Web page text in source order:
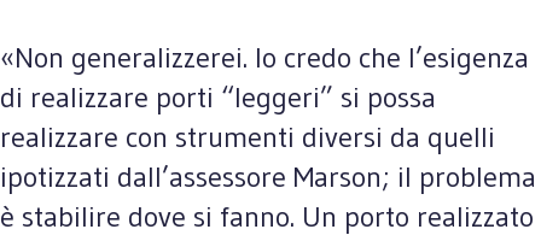
«Non generalizzerei. Io credo che l’esigenza
di realizzare porti “leggeri” si possa
realizzare con strumenti diversi da quelli
ipotizzati dall’assessore Marson; il problema
è stabilire dove si fanno. Un porto realizzato